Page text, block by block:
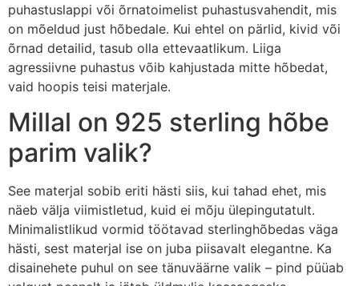
puhastuslappi või õrnatoimelist puhastusvahendit, mis
on mõeldud just hõbedale. Kui ehtel on pärlid, kivid või
õrnad detailid, tasub olla ettevaatlikum. Liiga
agressiivne puhastus võib kahjustada mitte hõbedat,
vaid hoopis teisi materjale.
Millal on 925 sterling hõbe
parim valik?
See materjal sobib eriti hästi siis, kui tahad ehet, mis
näeb välja viimistletud, kuid ei mõju ülepingutatult.
Minimalistlikud vormid töötavad sterlinghõbedas väga
hästi, sest materjal ise on juba piisavalt elegantne. Ka
disainehete puhul on see tänuväärne valik – pind püüab